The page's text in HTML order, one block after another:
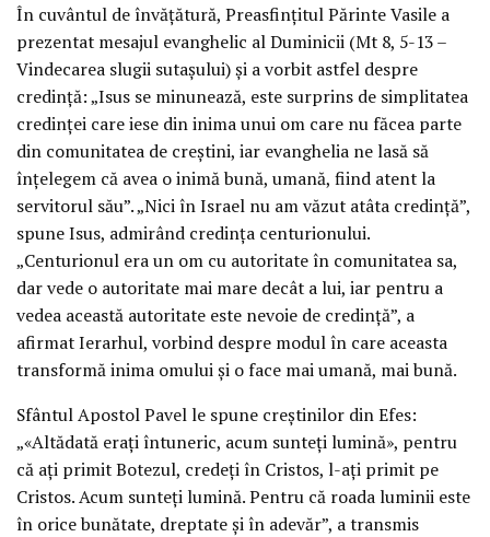
În cuvântul de învățătură, Preasfințitul Părinte Vasile a
prezentat mesajul evanghelic al Duminicii (Mt 8, 5-13 –
Vindecarea slugii sutașului) și a vorbit astfel despre
credință: „Isus se minunează, este surprins de simplitatea
credinței care iese din inima unui om care nu făcea parte
din comunitatea de creștini, iar evanghelia ne lasă să
înțelegem că avea o inimă bună, umană, fiind atent la
servitorul său”. „Nici în Israel nu am văzut atâta credință”,
spune Isus, admirând credința centurionului.
„Centurionul era un om cu autoritate în comunitatea sa,
dar vede o autoritate mai mare decât a lui, iar pentru a
vedea această autoritate este nevoie de credință”, a
afirmat Ierarhul, vorbind despre modul în care aceasta
transformă inima omului și o face mai umană, mai bună.
Sfântul Apostol Pavel le spune creștinilor din Efes:
„«Altădată erați întuneric, acum sunteți lumină», pentru
că ați primit Botezul, credeți în Cristos, l-ați primit pe
Cristos. Acum sunteți lumină. Pentru că roada luminii este
în orice bunătate, dreptate și în adevăr”, a transmis